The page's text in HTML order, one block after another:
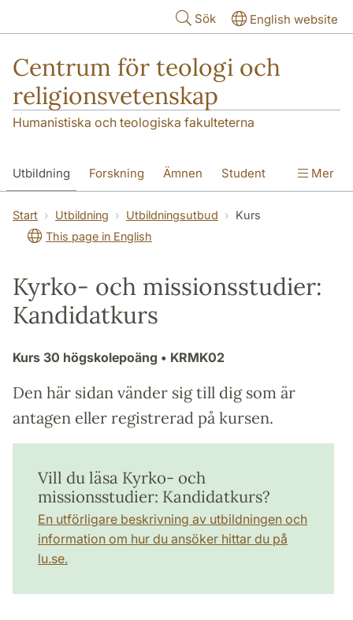
Sök English website
Centrum för teologi och
religionsvetenskap
Humanistiska och teologiska fakulteterna
Utbildning Forskning Ämnen Student
Institutionen
Mer
Start Utbildning Utbildningsutbud
Kurs
This page in English
Kyrko- och missionsstudier:
Kandidatkurs
Kurs 30 högskolepoäng • KRMK02
Den här sidan vänder sig till dig som är
antagen eller registrerad på kursen.
Vill du läsa Kyrko- och
missionsstudier: Kandidatkurs?
En utförligare beskrivning av utbildningen och
information om hur du ansöker hittar du på
lu.se.